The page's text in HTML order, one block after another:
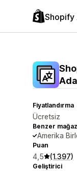
Shopify
Fiyatlandırma
Ücretsiz
Benzer
Amerika
Puan
4,5 (1.397)
Geliştirici